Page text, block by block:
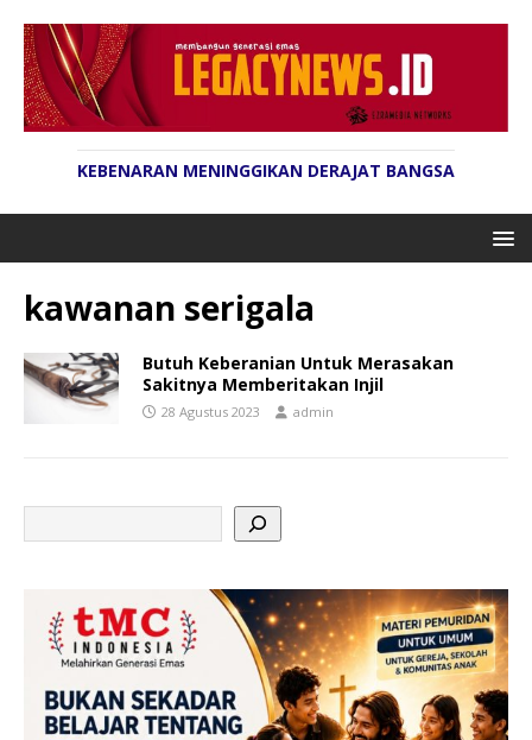
KEBENARAN MENINGGIKAN DERAJAT BANGSA
kawanan serigala
Butuh Keberanian Untuk Merasakan
Sakitnya Memberitakan Injil
28 Agustus 2023 admin